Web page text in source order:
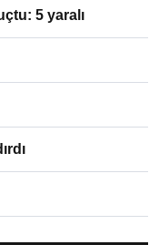
5 yaralı